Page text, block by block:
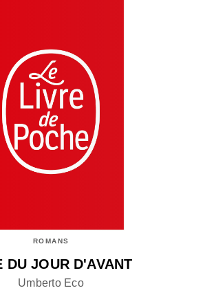
ROMANS
DU JOUR D'AVANT
Umberto Eco